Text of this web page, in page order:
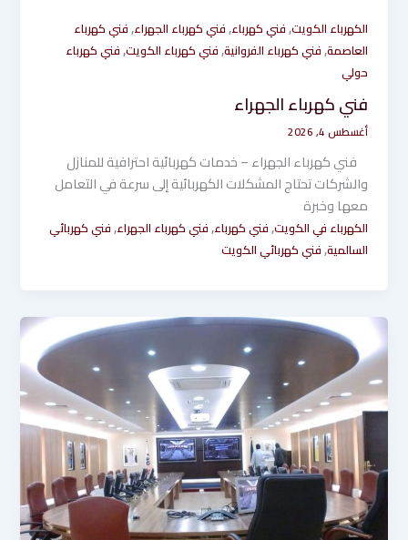
الكهرباء الكويت,فني كهرباء,فني كهرباء الجهراء,فني كهرباء
العاصمة,فني كهرباء الفروانية,فني كهرباء الكويت,فني كهرباء
حولي
فني كهرباء الجهراء
أغسطس 4, 2026
فني كهرباء الجهراء – خدمات كهربائية احترافية للمنازل
والشركات تحتاج المشكلات الكهربائية إلى سرعة في التعامل
معها وخبرة
الكهرباء في الكويت,فني كهرباء,فني كهرباء الجهراء,فني كهربائي
السالمية,فني كهربائي الكويت